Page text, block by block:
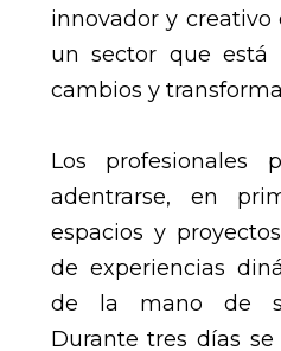
innovador y creativo
un sector que está
cambios y
Los profesionales
adentrarse, en
espacios y
de experiencias
de la mano de
Durante tres días